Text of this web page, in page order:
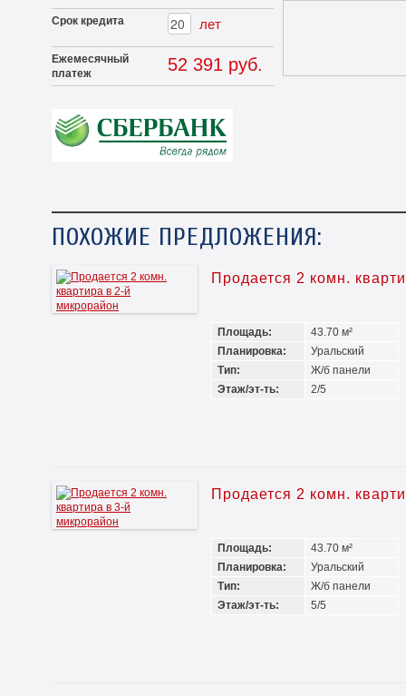
Срок кредита лет
Ежемесячный
платеж
52 391 руб.
ПОХОЖИЕ ПРЕДЛОЖЕНИЯ:
Продается 2 комн.
Площадь:
43.70 м²
Планировка:
Уральский
Тип:
Ж/б панели
Этаж/эт-ть:
2/5
Продается 2 комн.
Площадь:
43.70 м²
Планировка:
Уральский
Тип:
Ж/б панели
Этаж/эт-ть:
5/5